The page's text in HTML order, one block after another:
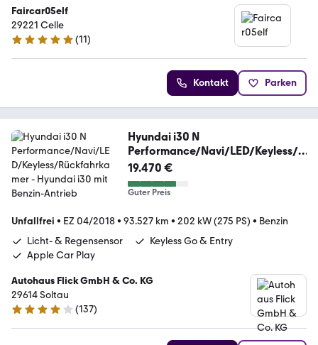
Faircar05elf
29221 Celle
5 Sterne
(11)
Kontakt Parken
Hyundai i30 N
Performance/Navi/LED/Keyless/R
ückfahrkamer
19.470 €
Guter Preis
Unfallfrei • EZ 04/2018• 93.527 km • 202 kW (275 PS) • Benzin
Licht- & Regensensor
Keyless Go & Entry
Apple Car Play
Autohaus Flick GmbH & Co. KG
29614 Soltau
4.1 Sterne
(137)